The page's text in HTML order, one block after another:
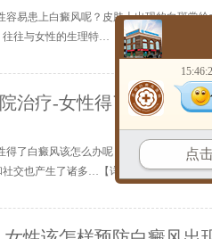
容易患上白癜风呢？皮肤上出现的白斑常
往与女性的生理特…【
详细】
治疗-女性得了白癜风该
了白癜风该怎么办呢？日常生活中，女
社交也产生了诸多…【详细
点